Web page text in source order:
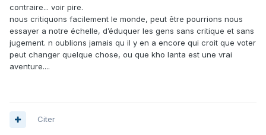
contraire... voir pire.
nous critiquons facilement le monde, peut être pourrions nous
essayer a notre échelle, d’éduquer les gens sans critique et sans
jugement. n oublions jamais qu il y en a encore qui croit que voter
peut changer quelque chose, ou que kho lanta est une vrai
aventure....
Citer